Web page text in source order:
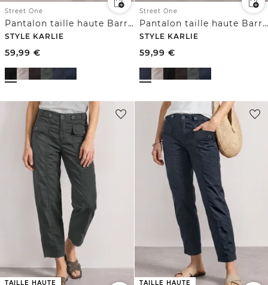
Street One
Pantalon taille haute Barrel Leg, coupe décontractée
STYLE KARLIE
59,99 €
Street One
Pantalon taille haute Barrel Leg à coupe décontractée
STYLE KARLIE
59,99 €
TAILLE HAUTE TAILLE HAUTE